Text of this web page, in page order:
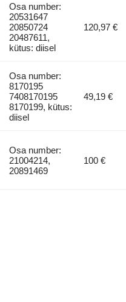
Osa number:
20531647
20850724
20487611,
kütus: diisel
120,97 €
Osa number:
8170195
7408170195
8170199, kütus:
diisel
49,19 €
Osa number:
21004214,
20891469
100 €